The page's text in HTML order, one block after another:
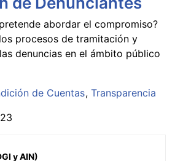
abordar el compromiso?
procesos de tramitación y
denuncias en el ámbito público
de Cuentas Transparencia
y AIN)